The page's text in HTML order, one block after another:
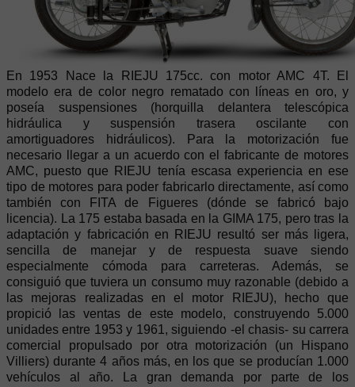
En 1953 Nace la RIEJU 175cc. con motor AMC 4T. El
modelo era de color negro rematado con líneas en oro, y
poseía suspensiones (horquilla delantera telescópica
hidráulica y suspensión trasera oscilante con
amortiguadores hidráulicos). Para la motorización fue
necesario llegar a un acuerdo con el fabricante de motores
AMC, puesto que RIEJU tenía escasa experiencia en ese
tipo de motores para poder fabricarlo directamente, así como
también con FITA de Figueres (dónde se fabricó bajo
licencia). La 175 estaba basada en la GIMA 175, pero tras la
adaptación y fabricación en RIEJU resultó ser más ligera,
sencilla de manejar y de respuesta suave siendo
especialmente cómoda para carreteras. Además, se
consiguió que tuviera un consumo muy razonable (debido a
las mejoras realizadas en el motor RIEJU), hecho que
propició las ventas de este modelo, construyendo 5.000
unidades entre 1953 y 1961, siguiendo -el chasis- su carrera
comercial propulsado por otra motorización (un Hispano
Villiers) durante 4 años más, en los que se producían 1.000
vehículos al año. La gran demanda por parte de los